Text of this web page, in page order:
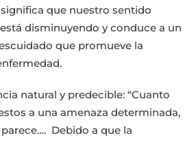
que nuestro sentido
disminuyendo y conduce a un
que promueve la
natural y predecible: “Cuanto
a una amenaza determinada,
Debido a que la